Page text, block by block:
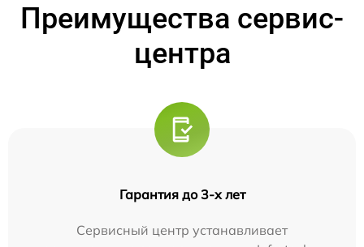
Преимущества сервис-
центра
Гарантия до 3-х лет
Сервисный центр устанавливает